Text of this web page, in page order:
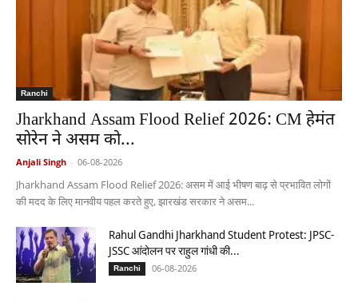
Ranchi
Jharkhand Assam Flood Relief 2026: CM हेमंत
सोरेन ने असम को...
Anjali Singh - 06-08-2026
Jharkhand Assam Flood Relief 2026: असम में आई भीषण बाढ़ से प्रभावित लोगों
की मदद के लिए मानवीय पहल करते हुए, झारखंड सरकार ने असम...
Rahul Gandhi Jharkhand Student Protest: JPSC-
JSSC आंदोलन पर राहुल गांधी की...
Ranchi 06-08-2026